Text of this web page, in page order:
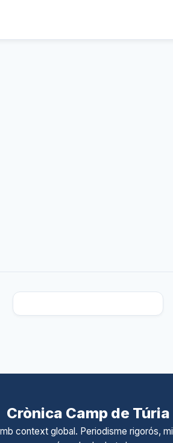
Crònica Camp de Túria
context global. Periodisme rigorós,